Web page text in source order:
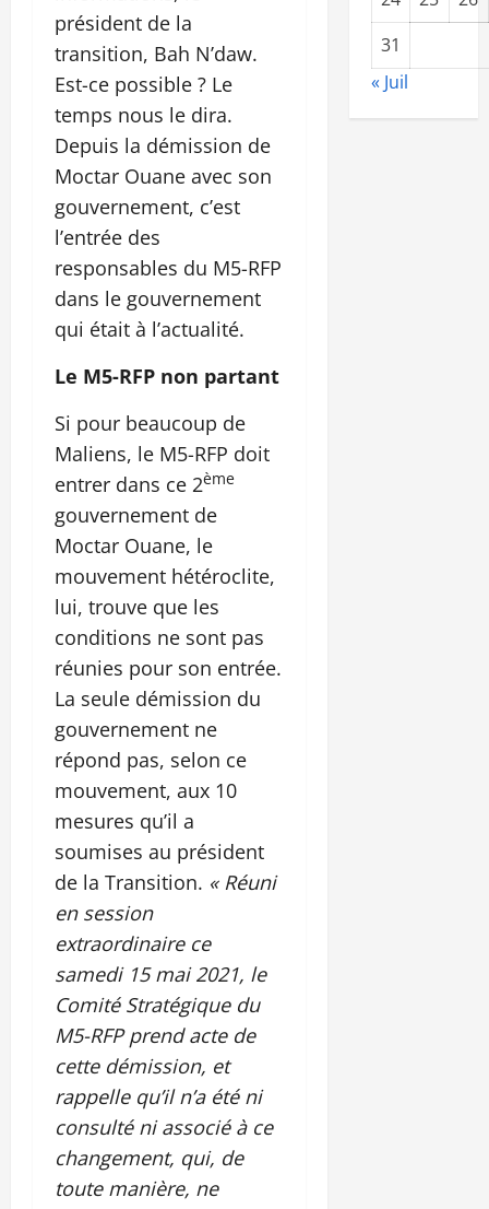
président de la
transition, Bah N’daw.
Est-ce possible ? Le
temps nous le dira.
Depuis la démission de
Moctar Ouane avec son
gouvernement, c’est
l’entrée des
responsables du M5-RFP
dans le gouvernement
qui était à l’actualité.
Le M5-RFP non partant
Si pour beaucoup de
Maliens, le M5-RFP doit
entrer dans ce 2ème
gouvernement de
Moctar Ouane, le
mouvement hétéroclite,
lui, trouve que les
conditions ne sont pas
réunies pour son entrée.
La seule démission du
gouvernement ne
répond pas, selon ce
mouvement, aux 10
mesures qu’il a
soumises au président
de la Transition. « Réuni
en session
extraordinaire ce
samedi 15 mai 2021, le
Comité Stratégique du
M5-RFP prend acte de
cette démission, et
rappelle qu’il n’a été ni
consulté ni associé à ce
changement, qui, de
toute manière, ne
31
« Juil